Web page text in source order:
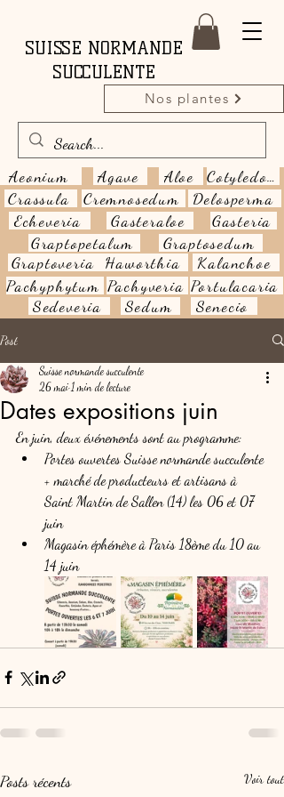
SUISSE NORMANDE
SUCCULENTE
Nos plantes
Aeonium Agave Aloe
Cotyledon
Crassula
Cremnosedum
Delosperma
Echeveria
Gasteraloe
Gasteria
Graptopetalum
Graptosedum
Graptoveria Haworthia
Kalanchoe
Pachyphytum Pachyveria
Sedeveria
Sedum
Portulacaria
Senecio
Post
Dates expositions juin
Suisse normande succulente
26 mai 1 min de lecture
En juin, deux événements sont au programme:
Portes ouvertes Suisse normande succulente
+ marché de producteurs et artisans à
Saint Martin de Sallen (14) les 06 et 07
juin
Magasin éphémère à Paris 18ème du 10 au
14 juin
Posts récents Voir tout